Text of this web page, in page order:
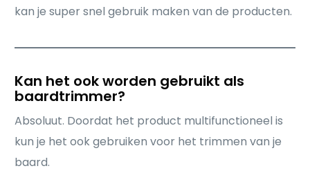
kan je super snel gebruik maken van de producten.
Kan het ook worden gebruikt als
baardtrimmer?
Absoluut. Doordat het product multifunctioneel is
kun je het ook gebruiken voor het trimmen van je
baard.